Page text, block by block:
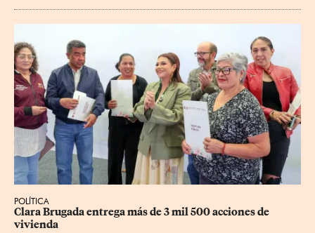
POLÍTICA
Clara Brugada entrega más de 3 mil 500 acciones de
vivienda